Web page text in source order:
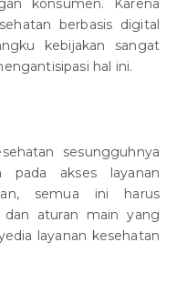
konsumen. Karena
berbasis digital
kebijakan sangat
hal ini.
sesungguhnya
pada akses layanan
semua ini harus
dan aturan main yang
layanan kesehatan